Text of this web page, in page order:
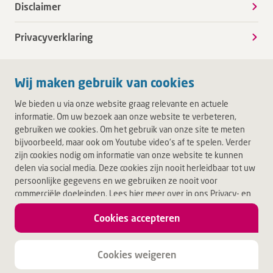
Wij maken gebruik van cookies
We bieden u via onze website graag relevante en actuele
informatie. Om uw bezoek aan onze website te verbeteren,
gebruiken we cookies. Om het gebruik van onze site te meten
bijvoorbeeld, maar ook om Youtube video's af te spelen. Verder
zijn cookies nodig om informatie van onze website te kunnen
delen via social media. Deze cookies zijn nooit herleidbaar tot uw
persoonlijke gegevens en we gebruiken ze nooit voor
commerciële doeleinden. Lees hier meer over in ons Privacy- en
Cookiebeleid. Door op Akkoord te klikken, accepteert u alle
Cookies accepteren
Cookies weigeren
Disclaimer
Privacyverklaring